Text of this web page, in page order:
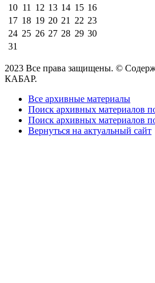
10 11 12 13 14 15 16
17 18 19 20 21 22 23
24 25 26 27 28 29 30
31
2023 Все права защищены. ©
КАБАР.
Все архивные материалы
Поиск архивных материалов
Поиск архивных материалов
Вернуться на актуальный сайт